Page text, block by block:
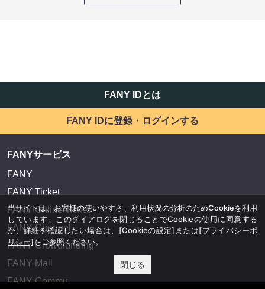
FANY IDとは
FANY IDに登録・ログインする
FANYサービス
FANY
FANY Ticket
FANY Online Ticket
FANY Channel
FANY Crowdfunding
FANY Mall
FANY Commu
当サイトは、お客様の使いやすさ、利用状況の分析のためCookieを利用
しています。このダイアログを閉じることでCookieの使用に同意する
か、詳細を確認したい場合は、 [Cookieの設定] または[プライバシーポ
リシー]をご参照ください。
閉じる